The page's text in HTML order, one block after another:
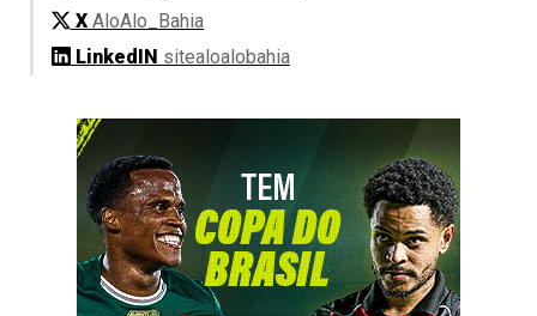
X AloAlo_Bahia
LinkedIN sitealoalobahia